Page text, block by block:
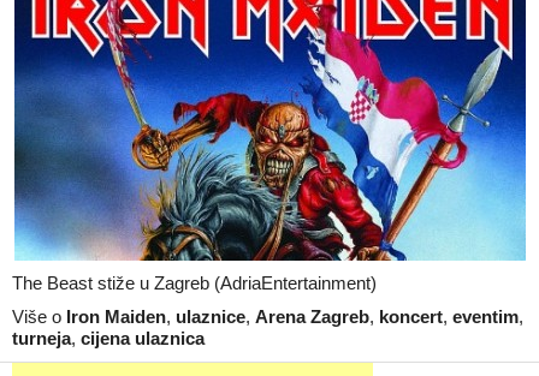
The Beast stiže u Zagreb (AdriaEntertainment)
Više o Iron Maiden, ulaznice, Arena Zagreb, koncert, eventim,
turneja, cijena ulaznica